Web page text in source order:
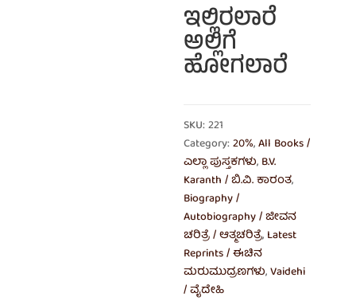
ಇಲ್ಲಿರಲಾರೆ
ಅಲ್ಲಿಗೆ
ಹೋಗಲಾರೆ
SKU: 221
Category:20%,All Books /
ಎಲ್ಲಾ ಪುಸ್ತಕಗಳು, B.V.
Karanth / ಬಿ.ವಿ. ಕಾರಂತ,
Biography /
Autobiography / ಜೀವನ
ಚರಿತ್ರೆ / ಆತ್ಮಚರಿತ್ರೆ, Latest
Reprints / ಈಚಿನ
ಮರುಮುದ್ರಣಗಳು,Vaidehi
/ ವೈದೇಹಿ